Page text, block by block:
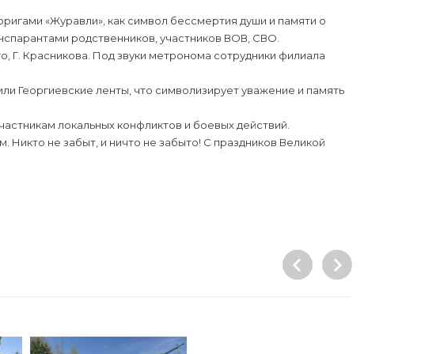
«Журавли», как символ бессмертия души и памяти о
родственников, участников ВОВ, СВО.
Г. Красникова. Под звуки метронома сотрудники филиала
Георгиевские ленты, что символизирует уважение и память
локальных конфликтов и боевых действий.
Никто не забыт, и ничто не забыто! С праздников Великой